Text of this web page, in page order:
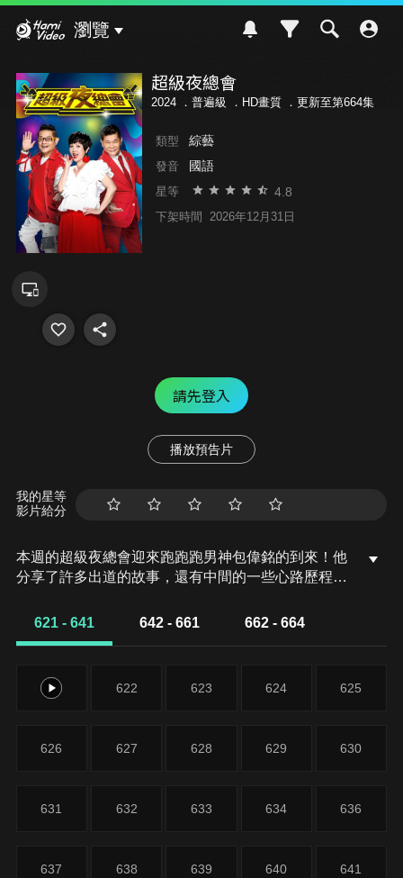
瀏覽
超級夜總會
2024 ． 普遍級 ．HD畫質 ．更新至第664集
類型 綜藝
發音 國語
星等 4.8
下架時間 2026年12月31日
請先登入
播放預告片
我的星等
影片給分
本週的超級夜總會迎來跑跑跑男神包偉銘的到來！他
分享了許多出道的故事，還有中間的一些心路歷程，
十」邀請鄉親上台跟藝人同樂，其中有位鄉親選到了
激情的熱吻，讓在場眾人都嚇到不行！最後，則是邀
請到劉依純到台上，分享與包偉銘的甜蜜愛情故事，
621 - 641 642 - 661 662 - 664
621 622 623 624 625
626 627 628 629 630
631 632 633 634 636
637 638 639 640 641